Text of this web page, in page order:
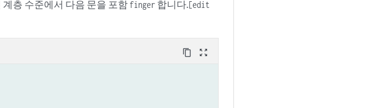
층 수준에서 다음 문을 포함 finger 합니다. [edit
content_copy zoom_out_map